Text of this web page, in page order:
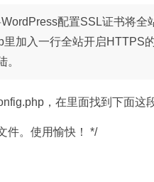
配置SSL证书将
加入一行全站开启HTTPS
。
，在里面找到下面这
件。使用愉快！ */